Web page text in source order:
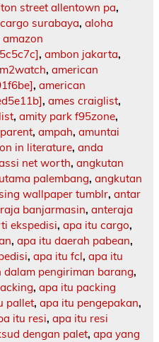
street allentown pa,
surabaya, aloha
amazon
, ambon jakarta,
, american
, american
, ames craiglist,
, amity park f95zone,
, ampah, amuntai
in literature, anda
net worth, angkutan
palembang, angkutan
wallpaper tumblr, antar
banjarmasin, anteraja
ekspedisi, apa itu cargo,
, apa itu daerah pabean,
, apa itu fcl, apa itu
dalam pengiriman barang,
, apa itu packing
pallet, apa itu pengepakan,
itu resi, apa itu resi
dengan palet, apa yang